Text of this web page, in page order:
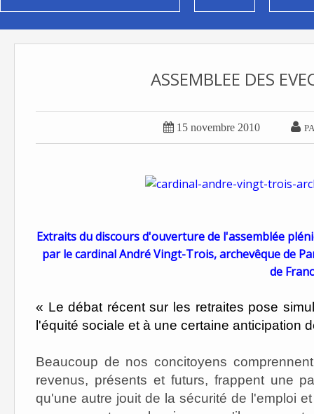
ASSEMBLEE DES
 15 novembre 2010 
Extraits du discours d'ouverture de l'assemblée
par le cardinal André Vingt-Trois, archevêque de
de
« Le débat récent sur les retraites pose
l'équité sociale et à une certaine anticipation
Beaucoup de nos concitoyens
revenus, présents et futurs, frappent une
qu'une autre jouit de la sécurité de l'emploi